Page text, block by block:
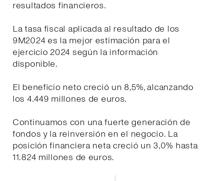
resultados financieros.
La tasa fiscal aplicada al resultado de los
9M2024 es la mejor estimación para el
ejercicio 2024 según la información
disponible.
El beneficio neto creció un 8,5%, alcanzando
los 4.449 millones de euros.
Continuamos con una fuerte generación de
fondos y la reinversión en el negocio. La
posición financiera neta creció un 3,0% hasta
11.824 millones de euros.